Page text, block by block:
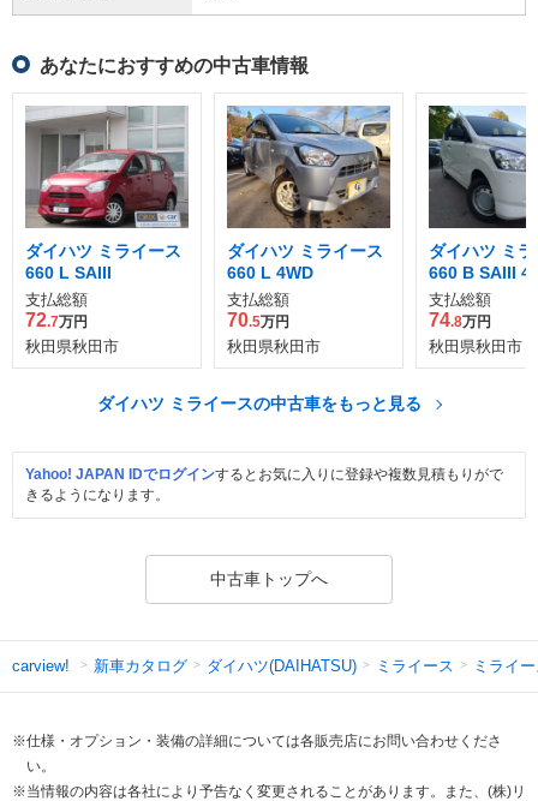
あなたにおすすめの中古車情報
ダイハツ ミライース
660 L SAIII
支払総額
72.7万円
秋田県秋田市
ダイハツ ミライース
660 L 4WD
支払総額
70.5万円
秋田県秋田市
ダイハツ ミ
660 B SAIII
支払総額
74.8万円
秋田県秋田市
ダイハツ ミライースの中古車をもっと見る
Yahoo! JAPAN IDでログインするとお気に入りに登録や複数見積もりがで
きるようになります。
中古車トップへ
carview! 新車カタログ ダイハツ(DAIHATSU) ミライース ミライ
※仕様・オプション・装備の詳細については各販売店にお問い合わせくださ
い。
※当情報の内容は各社により予告なく変更されることがあります。また、(株)リ